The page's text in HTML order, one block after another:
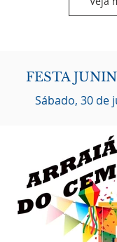
FESTA
Sábado, 30 de